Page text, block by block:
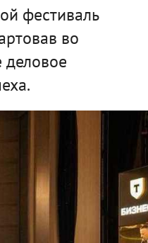
фестиваль
во
деловое